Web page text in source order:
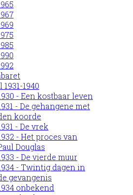
1940
- Een kostbaar leven
- De gehangene met
koorde
- De vrek
- Het proces van
Douglas
- De vierde muur
- Twintig dagen in
gevangenis
onbekend